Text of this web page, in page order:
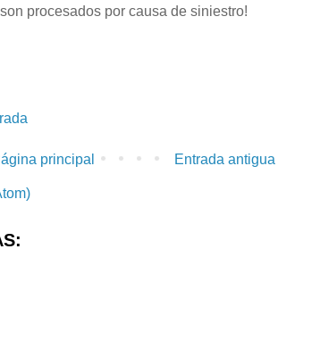
procesados por causa de siniestro!
Entrada antigua
principal